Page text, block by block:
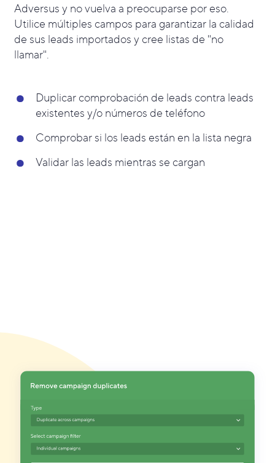
Adversus y no vuelva a preocuparse por eso.
Utilice múltiples campos para garantizar la calidad
de sus leads importados y cree listas de "no
llamar".
Duplicar comprobación de leads contra leads
existentes y/o números de teléfono
Comprobar si los leads están en la lista negra
Validar las leads mientras se cargan